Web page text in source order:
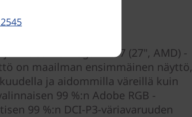
-videoihisi Yoga AIO 7 (27", AMD) -
on maailman ensimmäinen näyttö,
ja aidommilla väreillä kuin
99 %:n Adobe RGB -
99 %:n DCI-P3-väriavaruuden